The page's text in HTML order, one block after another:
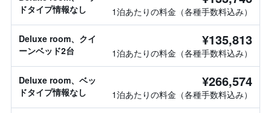
ドタイプ情報なし
1泊あたりの料金（各種手数料込み）
Deluxe room、クイ
ーンベッド2台
¥135,813
1泊あたりの料金（各種手数料込み）
Deluxe room、ベッ
ドタイプ情報なし
¥266,574
1泊あたりの料金（各種手数料込み）